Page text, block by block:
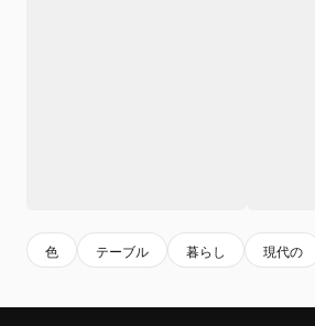
色 テーブル 暮らし 現代の